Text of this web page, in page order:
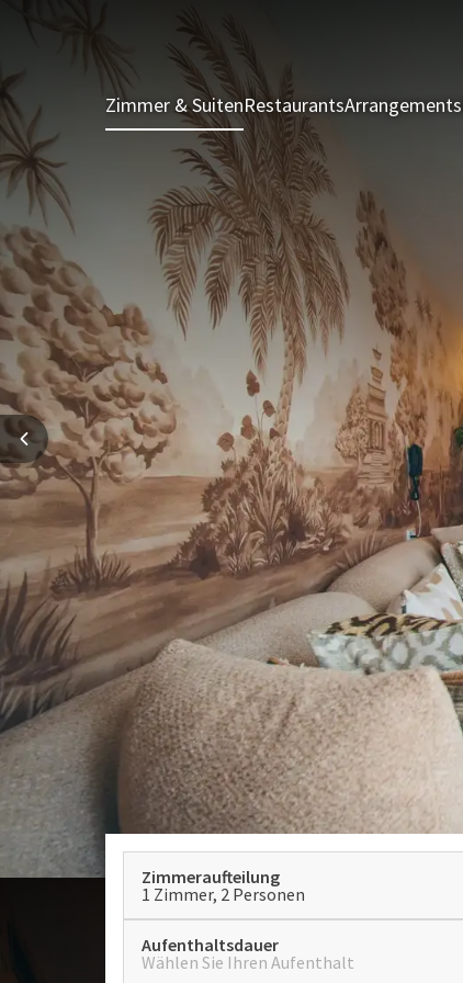
Zimmer & SuitenRestaurantsArrangements
Zimmeraufteilung
1 Zimmer, 2 Personen
Aufenthaltsdauer
Wählen Sie Ihren Aufenthalt